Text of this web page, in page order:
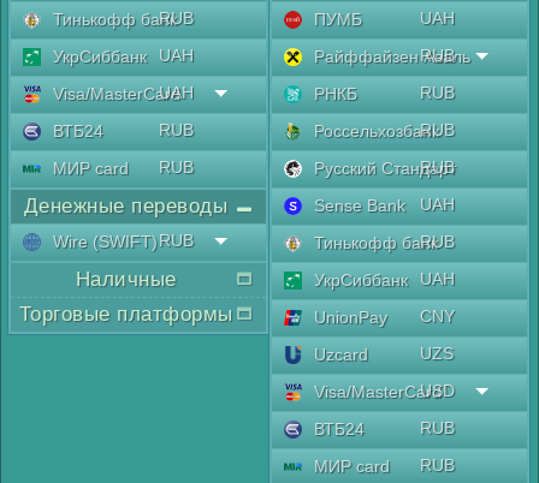
Тинькофф банкRUB
УкрСиббанк
UAH
Visa/MasterCard
UAH
ВТБ24
RUB
МИР card
RUB
Денежные переводы
Wire (SWIFT)RUB
Наличные
Торговые платформы
ПУМБ
UAH
Райффайзен Аваль
RUB
РНКБ
RUB
РоссельхозбанкRUB
Русский Стандарт
RUB
Sense Bank
UAH
Тинькофф банкRUB
УкрСиббанк
UAH
UnionPay
CNY
Uzcard
UZS
Visa/MasterCard
USD
ВТБ24
RUB
МИР card
RUB